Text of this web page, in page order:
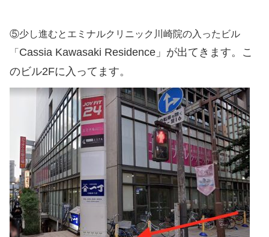
⑤少し進むとエミナルクリニック川崎院の入ったビル
「 Cassia Kawasaki Residence」が出てきます。こ
のビル2Fに入ってます。